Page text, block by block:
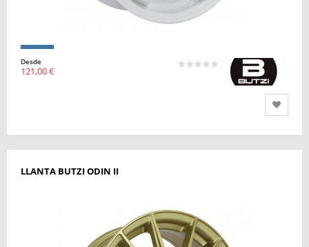
Desde
121,00 €
LLANTA BUTZI ODIN II